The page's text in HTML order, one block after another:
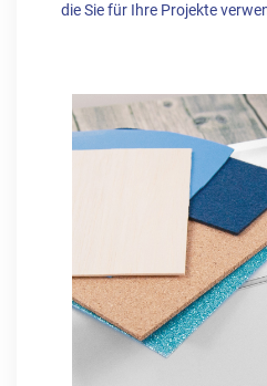
die Sie für Ihre Projekte